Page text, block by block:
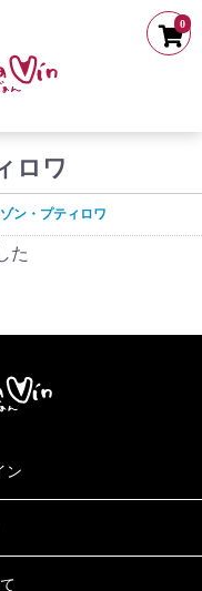
0
ロワ
ン・プティロワ
た
ン